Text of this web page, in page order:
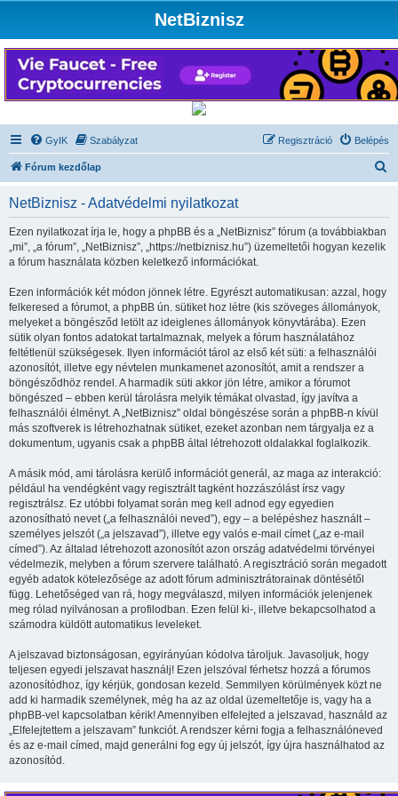
NetBiznisz
GyIK Szabályzat Belépés
Regisztráció
Fórum kezdőlap
NetBiznisz - Adatvédelmi nyilatkozat
Ezen nyilatkozat írja le, hogy a phpBB és a „NetBiznisz” fórum (a továbbiakban
„mi”, „a fórum”, „NetBiznisz”, „https://netbiznisz.hu”) üzemeltetői hogyan kezelik
a fórum használata közben keletkező információkat.
Ezen információk két módon jönnek létre. Egyrészt automatikusan: azzal, hogy
felkeresed a fórumot, a phpBB ún. sütiket hoz létre (kis szöveges állományok,
melyeket a böngésződ letölt az ideiglenes állományok könyvtárába). Ezen
sütik olyan fontos adatokat tartalmaznak, melyek a fórum használatához
feltétlenül szükségesek. Ilyen információt tárol az első két süti: a felhasználói
azonosítót, illetve egy névtelen munkamenet azonosítót, amit a rendszer a
böngésződhöz rendel. A harmadik süti akkor jön létre, amikor a fórumot
böngészed – ebben kerül tárolásra melyik témákat olvastad, így javítva a
felhasználói élményt. A „NetBiznisz” oldal böngészése során a phpBB-n kívül
más szoftverek is létrehozhatnak sütiket, ezeket azonban nem tárgyalja ez a
dokumentum, ugyanis csak a phpBB által létrehozott oldalakkal foglalkozik.
A másik mód, ami tárolásra kerülő információt generál, az maga az interakció:
például ha vendégként vagy regisztrált tagként hozzászólást írsz vagy
regisztrálsz. Ez utóbbi folyamat során meg kell adnod egy egyedien
azonosítható nevet („a felhasználói neved”), egy – a belépéshez használt –
személyes jelszót („a jelszavad”), illetve egy valós e-mail címet („az e-mail
címed”). Az általad létrehozott azonosítót azon ország adatvédelmi törvényei
védelmezik, melyben a fórum szervere található. A regisztráció során megadott
egyéb adatok kötelezősége az adott fórum adminisztrátorainak döntésétől
függ. Lehetőséged van rá, hogy megválaszd, milyen információk jelenjenek
meg rólad nyilvánosan a profilodban. Ezen felül ki-, illetve bekapcsolhatod a
számodra küldött automatikus leveleket.
A jelszavad biztonságosan, egyirányúan kódolva tároljuk. Javasoljuk, hogy
teljesen egyedi jelszavat használj! Ezen jelszóval férhetsz hozzá a fórumos
azonosítódhoz, így kérjük, gondosan kezeld. Semmilyen körülmények közt ne
add ki harmadik személynek, még ha az az oldal üzemeltetője is, vagy ha a
phpBB-vel kapcsolatban kérik! Amennyiben elfelejted a jelszavad, használd az
„Elfelejtettem a jelszavam” funkciót. A rendszer kérni fogja a felhasználóneved
és az e-mail címed, majd generálni fog egy új jelszót, így újra használhatod az
azonosítód.